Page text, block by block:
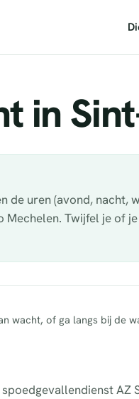
in
uren (avond, nacht,
Twijfel je of
wacht, of ga langs bij de
AZ